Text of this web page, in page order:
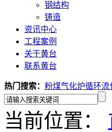
钢结构
铸造
资讯中心
工程案例
关于黄台
联系黄台
热门搜索： 粉煤气化炉循环流
当前位置：